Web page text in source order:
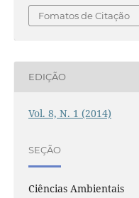
Fomatos de Citação
EDIÇÃO
Vol. 8, N. 1 (2014)
SEÇÃO
Ciências Ambientais